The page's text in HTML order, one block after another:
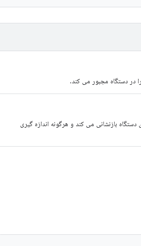
در دستگاه مجبور می کند.
بازنشانی می کند و هرگونه اندازه گیری